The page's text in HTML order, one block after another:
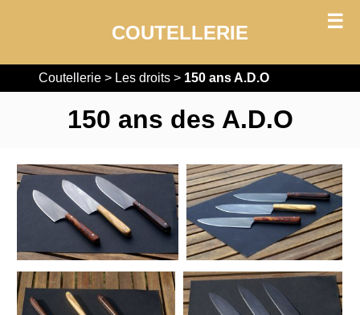
Coutellerie
Coutellerie > Les droits > 150 ans A.D.O
150 ans des A.D.O